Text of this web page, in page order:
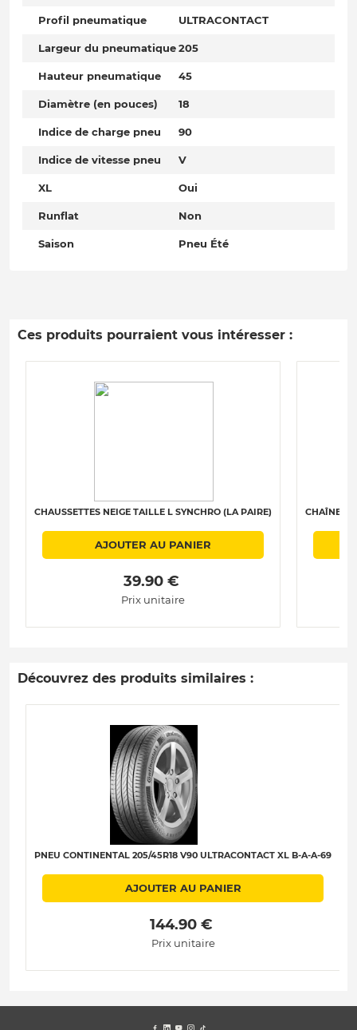
Profil pneumatique ULTRACONTACT
Largeur du pneumatique205
Hauteur pneumatique 45
Diamètre (en pouces) 18
Indice de charge pneu 90
Indice de vitesse pneu V
XL Oui
Runflat Non
Saison Pneu Été
Ces produits pourraient vous intéresser :
CHAUSSETTES NEIGE TAILLE L SYNCHRO (LA PAIRE)
AJOUTER AU PANIER
39.90 €
Prix unitaire
CHAÎNES
Découvrez des produits similaires :
PNEU CONTINENTAL 205/45R18 V90 ULTRACONTACT XL B-A-A-69
AJOUTER AU PANIER
144.90 €
Prix unitaire